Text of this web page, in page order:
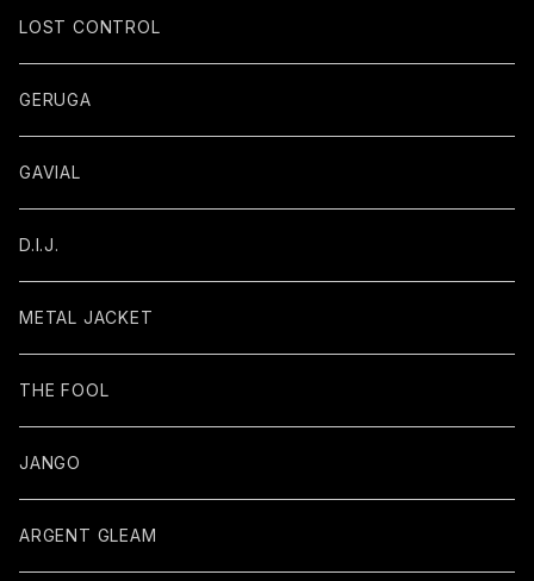
LOST CONTROL
GERUGA
GAVIAL
D.I.J.
METAL JACKET
THE FOOL
JANGO
ARGENT GLEAM